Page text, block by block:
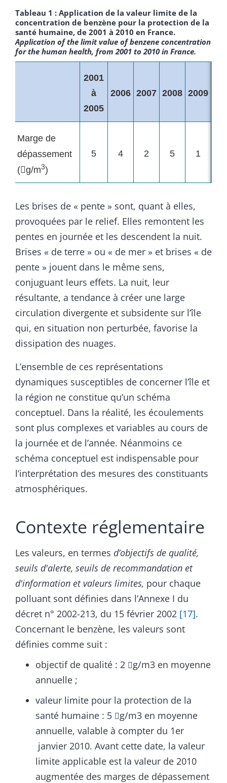
Tableau 1 : Application de la valeur limite de la
concentration de benzène pour la protection de la
santé humaine, de 2001 à 2010 en France.
Application of the limit value of benzene concentration
for the human health, from 2001 to 2010 in France.
2001
à
2005
2006 2007 2008 2009
Marge de
dépassement
(g/m3)
5 4 2 5 1
Les brises de « pente » sont, quant à elles,
provoquées par le relief. Elles remontent les
pentes en journée et les descendent la nuit.
Brises « de terre » ou « de mer » et brises « de
pente » jouent dans le même sens,
conjuguant leurs effets. La nuit, leur
résultante, a tendance à créer une large
circulation divergente et subsidente sur l’île
qui, en situation non perturbée, favorise la
dissipation des nuages.
L’ensemble de ces représentations
dynamiques susceptibles de concerner l’île et
la région ne constitue qu’un schéma
conceptuel. Dans la réalité, les écoulements
sont plus complexes et variables au cours de
la journée et de l’année. Néanmoins ce
schéma conceptuel est indispensable pour
l’interprétation des mesures des constituants
atmosphériques.
Contexte réglementaire
Les valeurs, en termes d’objectifs de qualité,
seuils d'alerte, seuils de recommandation et
d'information et valeurs limites, pour chaque
polluant sont définies dans l’Annexe I du
décret n° 2002-213, du 15 février 2002 [17].
Concernant le benzène, les valeurs sont
définies comme suit :
objectif de qualité : 2 g/m3 en moyenne
annuelle ;
valeur limite pour la protection de la
santé humaine : 5 g/m3 en moyenne
annuelle, valable à compter du 1er
janvier 2010. Avant cette date, la valeur
limite applicable est la valeur de 2010
augmentée des marges de dépassement